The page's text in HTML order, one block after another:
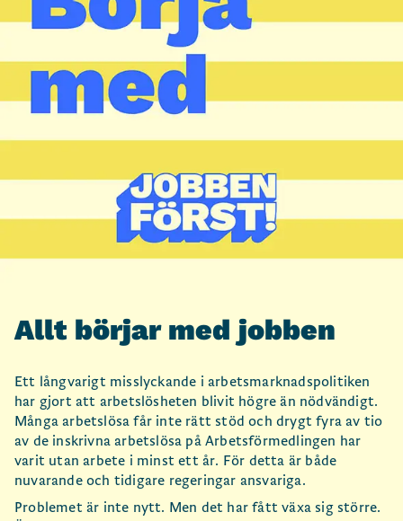
Allt börjar med jobben
Ett långvarigt misslyckande i arbetsmarknadspolitiken
har gjort att arbetslösheten blivit högre än nödvändigt.
Många arbetslösa får inte rätt stöd och drygt fyra av tio
av de inskrivna arbetslösa på Arbetsförmedlingen har
varit utan arbete i minst ett år. För detta är både
nuvarande och tidigare regeringar ansvariga.
Problemet är inte nytt. Men det har fått växa sig större.